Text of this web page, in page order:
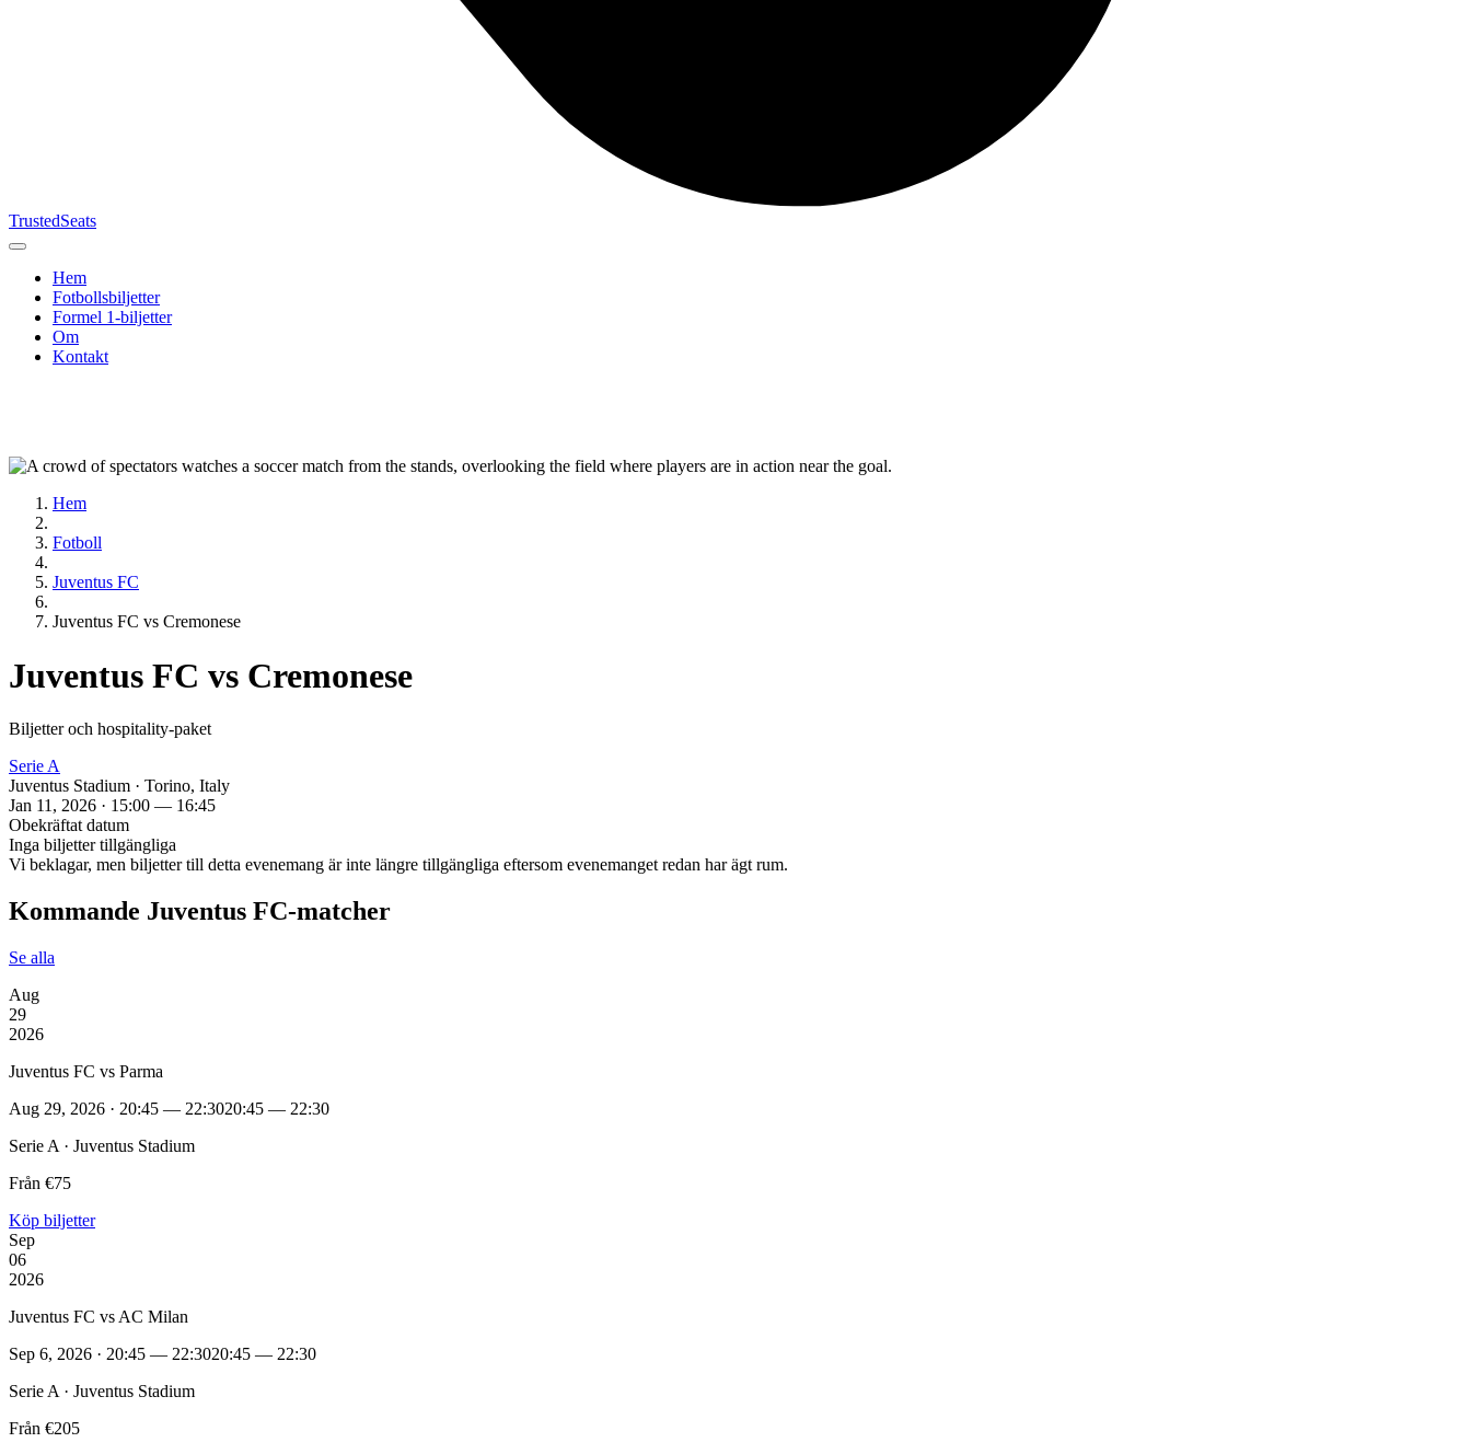
TrustedSeats
Hem
Fotbollsbiljetter
Formel 1‑biljetter
Om
Kontakt
Hem
Fotboll
Juventus FC
Juventus FC vs Cremonese
Juventus FC vs Cremonese
Biljetter och hospitality‑paket
Serie A
Juventus Stadium · Torino, Italy
Jan 11, 2026 · 15:00 — 16:45
Obekräftat datum
Inga biljetter tillgängliga
Vi beklagar, men biljetter till detta evenemang är inte längre tillgängliga eftersom evenemanget redan har ägt rum.
Kommande Juventus FC‑matcher
Se alla
Aug
29
2026
Juventus FC vs Parma
Aug 29, 2026 · 20:45 — 22:3020:45 — 22:30
Serie A · Juventus Stadium
Från €75
Köp biljetter
Sep
06
2026
Juventus FC vs AC Milan
Sep 6, 2026 · 20:45 — 22:3020:45 — 22:30
Serie A · Juventus Stadium
Från €205